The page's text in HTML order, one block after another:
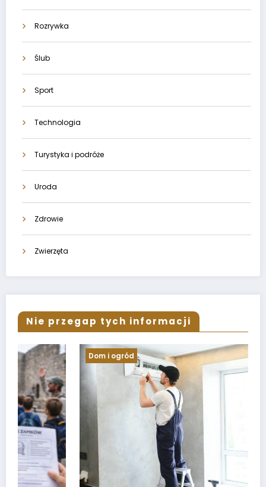
Rozrywka
Ślub
Sport
Technologia
Turystyka i podróże
Uroda
Zdrowie
Zwierzęta
Nie przegap tych informacji
Dom i ogród